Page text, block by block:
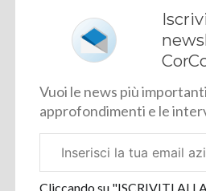
Vuoi le news più
approfondimenti e le
aziendale
Cliccando su "ISCRIVITI